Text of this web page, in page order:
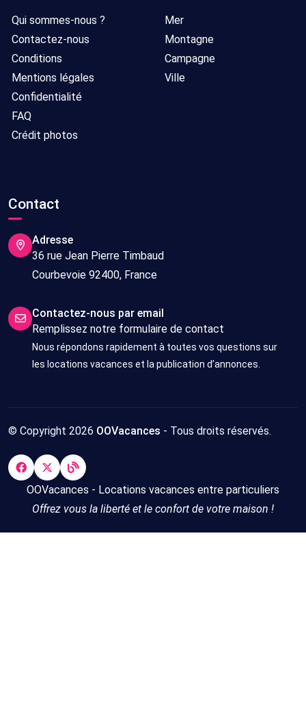
Qui sommes-nous ?
Contactez-nous
Conditions
Mentions légales
Confidentialité
FAQ
Crédit photos
Mer
Montagne
Campagne
Ville
Contact
Adresse
36 rue Jean Pierre Timbaud
Courbevoie 92400, France
Contactez-nous par email
Remplissez notre formulaire de contact
Nous répondons rapidement à toutes vos questions sur
les locations vacances et la publication d’annonces.
© Copyright 2026 OOVacances - Tous droits réservés.
OOVacances - Locations vacances entre particuliers
Offrez vous la liberté et le confort de votre maison !